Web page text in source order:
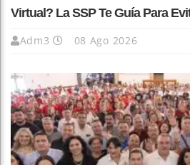
Virtual? La SSP Te Guía Para
Adm3 08 Ago 2026